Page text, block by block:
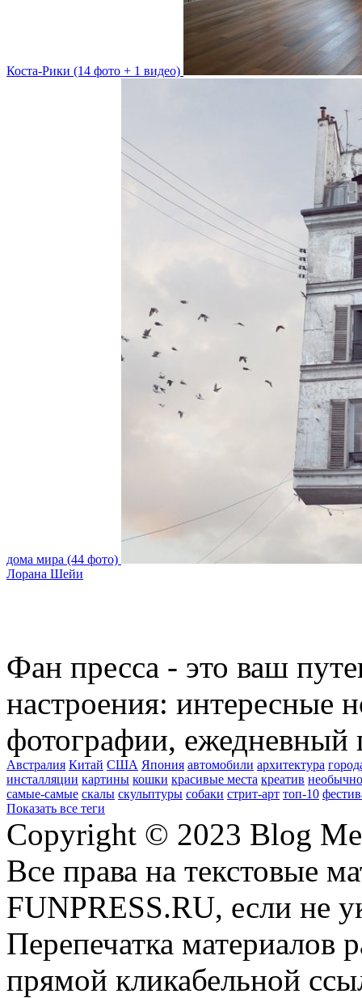
Коста-Рики (14 фото + 1 видео)
дома мира (44 фото)
Лорана Шейи
Фан пресса - это ваш
настроения: интересные
фотографии, ежедневный
Австралия Китай США Япония автомобили архитектура
инсталляции картины кошки красивые места креатив
самые-самые скалы скульптуры собаки стрит-арт топ-10
Показать все теги
Copyright © 2023 Blog
Все права на текстовые
FUNPRESS.RU, если не
Перепечатка материалов
прямой кликабельной